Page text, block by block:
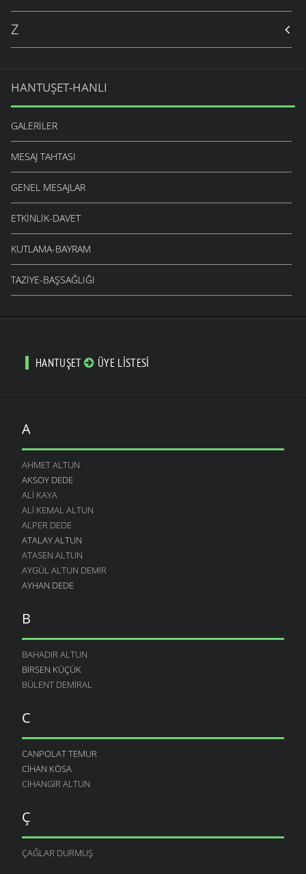
Z
HANTUŞET-HANLI
GALERILER
MESAJ TAHTASI
GENEL MESAJLAR
ETKINLIK-DAVET
KUTLAMA-BAYRAM
TAZIYE-BAŞSAĞLIĞI
HANTUŞET ÜYE LISTESI
A
AHMET ALTUN
AKSOY DEDE
ALI KAYA
ALI KEMAL ALTUN
ALPER DEDE
ATALAY ALTUN
ATASEN ALTUN
AYGÜL ALTUN DEMIR
AYHAN DEDE
B
BAHADIR ALTUN
BIRSEN KÜÇÜK
BÜLENT DEMIRAL
C
CANPOLAT TEMUR
CIHAN KÖSA
CIHANGIR ALTUN
Ç
ÇAĞLAR DURMUŞ